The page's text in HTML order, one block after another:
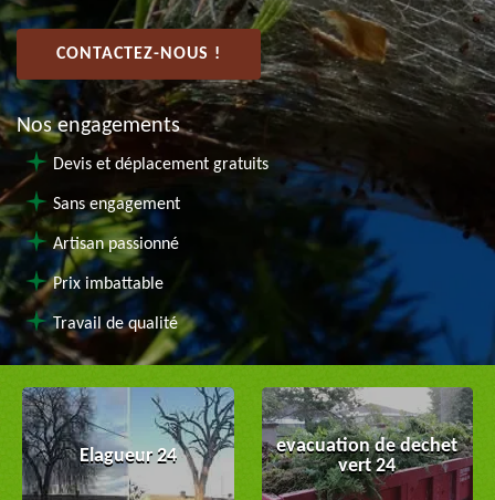
CONTACTEZ-NOUS !
Nos engagements
Devis et déplacement gratuits
Sans engagement
Artisan passionné
Prix imbattable
Travail de qualité
Elagueur 24
evacuation de dechet
vert 24